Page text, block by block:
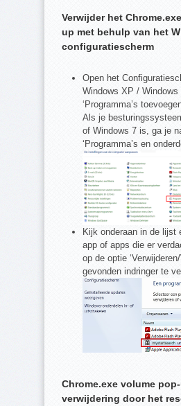
Verwijder het
up met behulp van het
configuratiescherm
Open het
Windows XP / Windows
‘Programma’s
Als je
of Windows 7 is, ga je
‘Programma’s en
Kijk onderaan in de lijst
app of apps die er
op de optie
gevonden indringer te
Chrome.exe volume
verwijdering door het